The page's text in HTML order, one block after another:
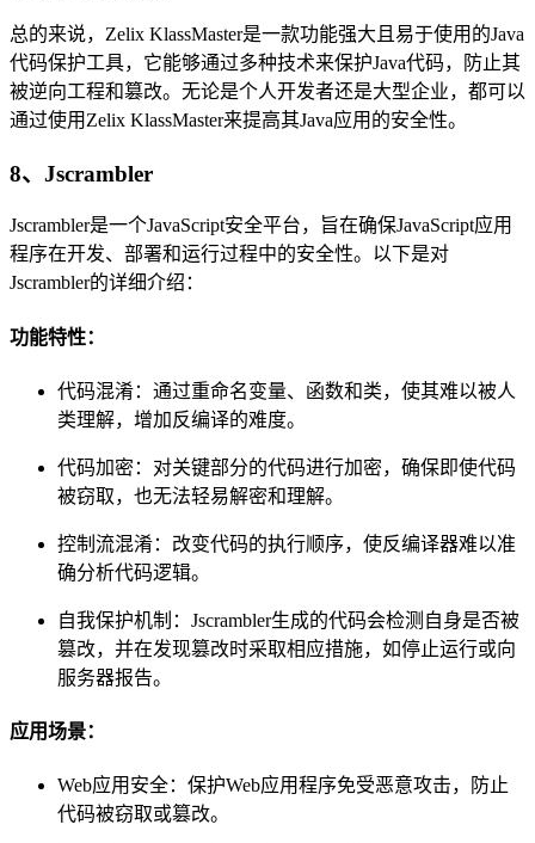
总的来说，Zelix KlassMaster是一款功能强大且易于使用的Java
代码保护工具，它能够通过多种技术来保护Java代码，防止其
被逆向工程和篡改。无论是个人开发者还是大型企业，都可以
通过使用Zelix KlassMaster来提高其Java应用的安全性。
8、Jscrambler
Jscrambler是一个JavaScript安全平台，旨在确保JavaScript应用
程序在开发、部署和运行过程中的安全性。以下是对
Jscrambler的详细介绍：
功能特性：
代码混淆：通过重命名变量、函数和类，使其难以被人
类理解，增加反编译的难度。
代码加密：对关键部分的代码进行加密，确保即使代码
被窃取，也无法轻易解密和理解。
控制流混淆：改变代码的执行顺序，使反编译器难以准
确分析代码逻辑。
自我保护机制：Jscrambler生成的代码会检测自身是否被
篡改，并在发现篡改时采取相应措施，如停止运行或向
服务器报告。
应用场景：
Web应用安全：保护Web应用程序免受恶意攻击，防止
代码被窃取或篡改。